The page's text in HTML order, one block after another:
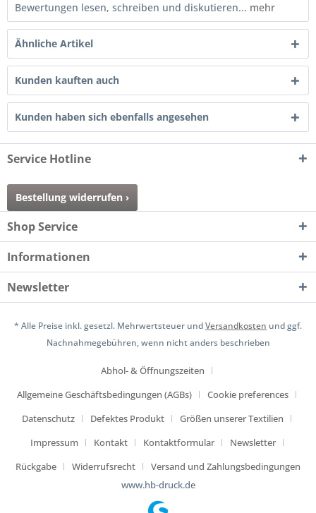
Bewertungen lesen, schreiben und diskutieren... mehr
Ähnliche Artikel
Kunden kauften auch
Kunden haben sich ebenfalls angesehen
Service Hotline
Bestellung widerrufen ›
Shop Service
Informationen
Newsletter
* Alle Preise inkl. gesetzl. Mehrwertsteuer undVersandkosten und ggf.
Nachnahmegebühren, wenn nicht anders beschrieben
Abhol- & Öffnungszeiten
Allgemeine Geschäftsbedingungen (AGBs)
Cookie preferences
Datenschutz
Defektes Produkt
Größen unserer Textilien
Impressum
Kontakt Kontaktformular
Newsletter
Rückgabe
Widerrufsrecht
Versand und Zahlungsbedingungen
www.hb-druck.de